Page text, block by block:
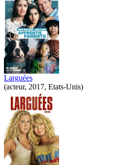
Larguées
(acteur, 2017, Etats-Unis)